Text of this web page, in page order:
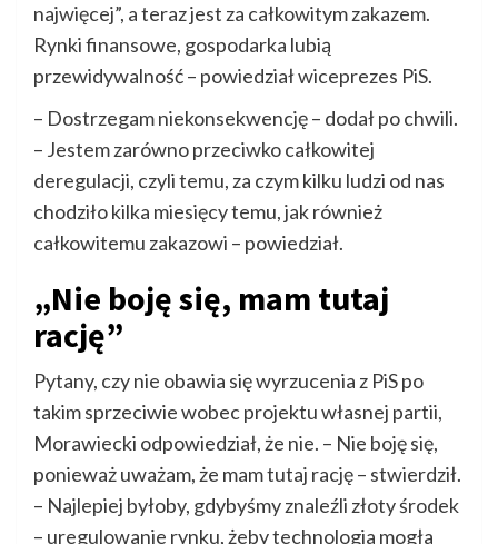
najwięcej”, a teraz jest za całkowitym zakazem.
Rynki finansowe, gospodarka lubią
przewidywalność – powiedział wiceprezes PiS.
– Dostrzegam niekonsekwencję – dodał po chwili.
– Jestem zarówno przeciwko całkowitej
deregulacji, czyli temu, za czym kilku ludzi od nas
chodziło kilka miesięcy temu, jak również
całkowitemu zakazowi – powiedział.
„Nie boję się, mam tutaj
rację”
Pytany, czy nie obawia się wyrzucenia z PiS po
takim sprzeciwie wobec projektu własnej partii,
Morawiecki odpowiedział, że nie. – Nie boję się,
ponieważ uważam, że mam tutaj rację – stwierdził.
– Najlepiej byłoby, gdybyśmy znaleźli złoty środek
– uregulowanie rynku, żeby technologia mogła